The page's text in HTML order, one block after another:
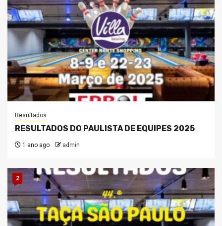
Resultados
RESULTADOS DO PAULISTA DE EQUIPES 2025
1 ano ago admin
2